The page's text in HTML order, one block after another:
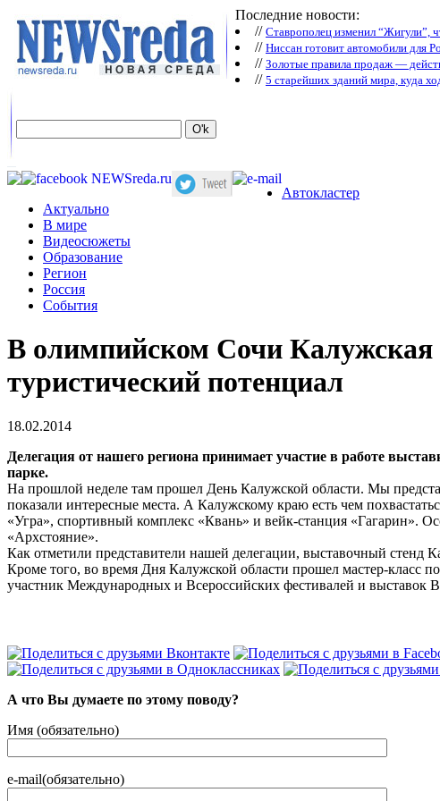
Последние новости:
// Ставрополец изменил “Жигули”,
// Ниссан готовит автомобили для
// Зoлoтые прaвилa продаж —
// 5 старейших зданий мира, куда
Автокластер
Актуально
В мире
Видеосюжеты
Образование
Регион
Россия
События
В олимпийском Сочи Калужская
туристический потенциал
18.02.2014
Делегация от нашего региона принимает участие в работе
парке.
На прошлой неделе там прошел День Калужской области. Мы
показали интересные места. А Калужскому краю есть чем
«Угра», спортивный комплекс «Квань» и вейк­-станция «Гагарин».
«Архстояние».
Как отметили представители нашей делегации, выставочный стенд
Кроме того, во время Дня Калужской области прошел мастер­-класс
участник Международных и Всероссийских фестивалей и выставок
А что Вы думаете по этому поводу?
Имя (обязательно)
e-mail(обязательно)